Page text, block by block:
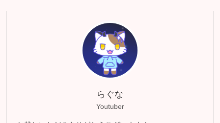
らぐな
Youtuber